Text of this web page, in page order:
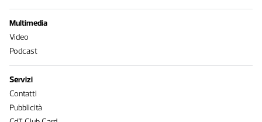
Multimedia
Video
Podcast
Servizi
Contatti
Pubblicità